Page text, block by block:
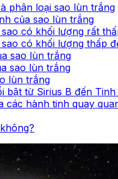
phân loại sao lùn trắng
của sao lùn trắng
có khối lượng rất
có khối lượng thấp
sao lùn trắng
sao lùn trắng
lùn trắng
bật từ Sirius B đến
các hành tinh quay